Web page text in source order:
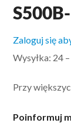
Zaloguj się
Wysyłka: 24
Przy
Poinformuj